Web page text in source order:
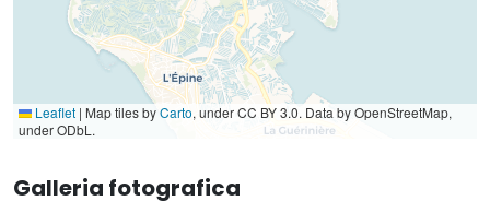
Leaflet | Map tiles byCarto, under CC BY 3.0. Data by OpenStreetMap,
under ODbL.
Galleria fotografica